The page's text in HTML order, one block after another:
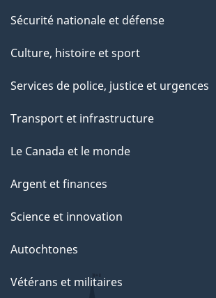
Sécurité nationale et défense
Culture, histoire et sport
Services de police, justice et urgences
Transport et infrastructure
Le Canada et le monde
Argent et finances
Science et innovation
Autochtones
Vétérans et militaires